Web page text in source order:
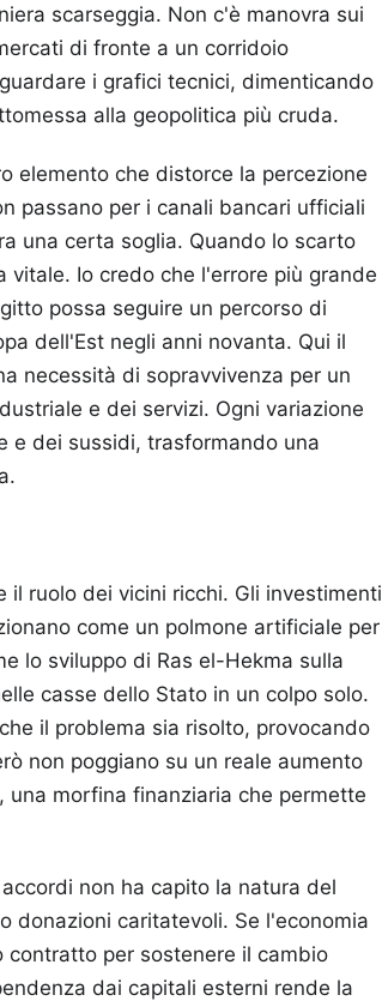
scarseggia. Non c'è manovra sui
di fronte a un corridoio
i grafici tecnici, dimenticando
alla geopolitica più cruda.
elemento che distorce la percezione
passano per i canali bancari ufficiali
una certa soglia. Quando lo scarto
Io credo che l'errore più grande
possa seguire un percorso di
dell'Est negli anni novanta. Qui il
necessità di sopravvivenza per un
e dei servizi. Ogni variazione
e dei sussidi, trasformando una
ruolo dei vicini ricchi. Gli investimenti
come un polmone artificiale per
lo sviluppo di Ras el-Hekma sulla
casse dello Stato in un colpo solo.
il problema sia risolto, provocando
non poggiano su un reale aumento
morfina finanziaria che permette
non ha capito la natura del
donazioni caritatevoli. Se l'economia
per sostenere il cambio
dai capitali esterni rende la